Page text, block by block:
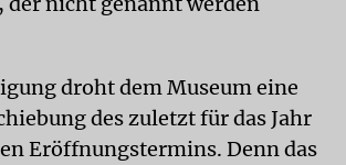
droht dem Museum eine
des zuletzt für das Jahr
Eröffnungstermins. Denn das